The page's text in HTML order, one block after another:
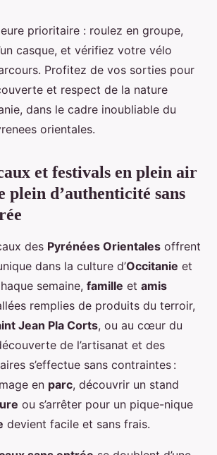
prioritaire : roulez en groupe,
casque, et vérifiez votre vélo
Profitez de vos sorties pour
et respect de la nature
dans le cadre inoubliable du
orientales.
et festivals en plein air
plein d’authenticité sans
des Pyrénées Orientales offrent
dans la culture d’Occitanie et
semaine, famille et amis
remplies de produits du terroir,
Jean Pla Corts, ou au cœur du
de l’artisanat et des
s’effectue sans contraintes :
en parc, découvrir un stand
ou s’arrêter pour un pique-nique
devient facile et sans frais.